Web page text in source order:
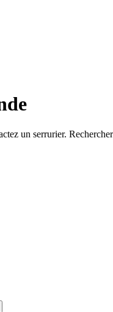
un serrurier.